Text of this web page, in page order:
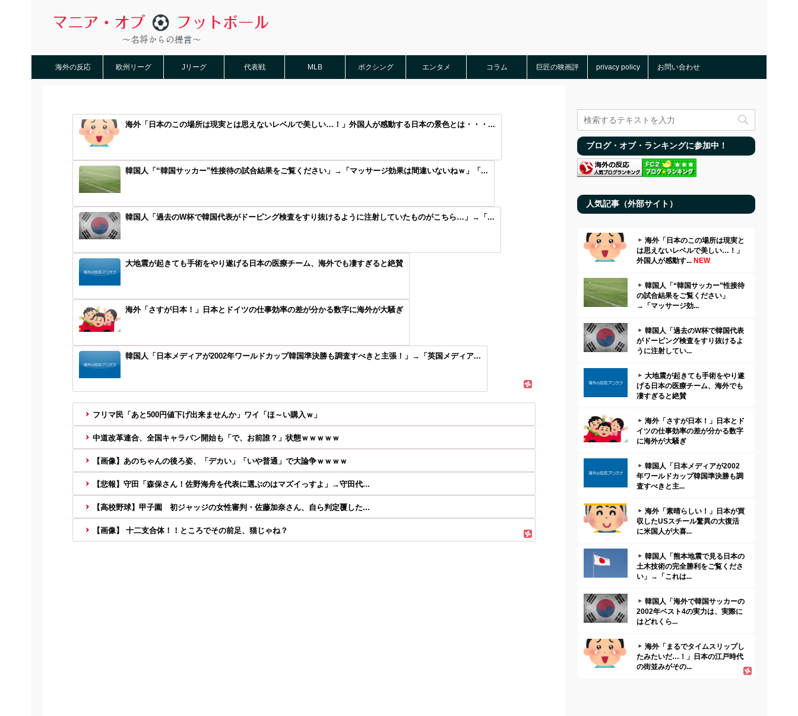
海外の反応 欧州リーグ Jリーグ 代表戦 MLB ボクシング エンタメ コラム 巨匠の映画評 privacy policy お問い合わせ
海外「日本のこの場所は現実とは思えないレベルで美しい…！」外国人が感動する日本の景色とは・・・...
韓国人「“韓国サッカー”性接待の試合結果をご覧ください」→「マッサージ効果は間違いないねｗ」「...
韓国人「過去のW杯で韓国代表がドーピング検査をすり抜けるように注射していたものがこちら…」→「...
大地震が起きても手術をやり遂げる日本の医療チーム、海外でも凄すぎると絶賛
海外「さすが日本！」日本とドイツの仕事効率の差が分かる数字に海外が大騒ぎ
韓国人「日本メディアが2002年ワールドカップ韓国準決勝も調査すべきと主張！」→「英国メディア...
フリマ民「あと500円値下げ出来ませんか」ワイ「ほ～い購入ｗ」
中道改革連合、全国キャラバン開始も「で、お前誰？」状態ｗｗｗｗｗ
【画像】あのちゃんの後ろ姿、「デカい」「いや普通」で大論争ｗｗｗｗ
【悲報】守田「森保さん！佐野海舟を代表に選ぶのはマズイっすよ」→守田代...
【高校野球】甲子園 初ジャッジの女性審判・佐藤加奈さん、自ら判定覆した...
【画像】 十二支合体！！ところでその前足、猫じゃね？
ブログ・オブ・ランキングに参加中！
人気記事（外部サイト）
海外「日本のこの場所は現実と
は思えないレベルで美しい…！」
外国人が感動す... NEW
韓国人「“韓国サッカー”性接待
の試合結果をご覧ください」
→「マッサージ効...
韓国人「過去のW杯で韓国代表
がドーピング検査をすり抜けるよ
うに注射してい...
大地震が起きても手術をやり遂
げる日本の医療チーム、海外でも
凄すぎると絶賛
海外「さすが日本！」日本とド
イツの仕事効率の差が分かる数字
に海外が大騒ぎ
韓国人「日本メディアが2002
年ワールドカップ韓国準決勝も調
査すべきと主...
海外「素晴らしい！」日本が買
収したUSスチール驚異の大復活
に米国人が大喜...
韓国人「熊本地震で見る日本の
土木技術の完全勝利をご覧くださ
い」→「これは...
韓国人「海外で韓国サッカーの
2002年ベスト4の実力は、実際に
はどれくら...
海外「まるでタイムスリップし
たみたいだ…！」日本の江戸時代
の街並みがその...